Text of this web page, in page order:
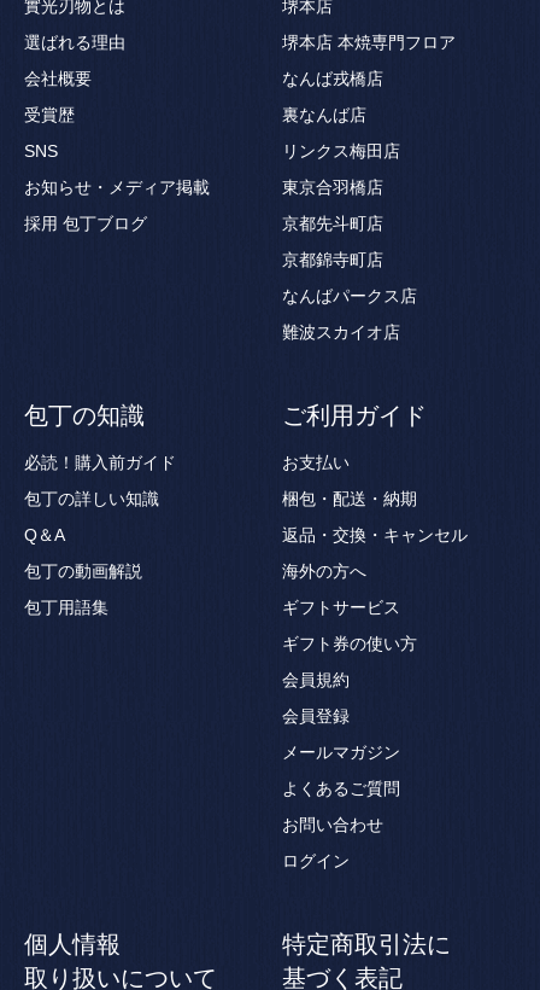
實光刃物とは
選ばれる理由
会社概要
受賞歴
SNS
お知らせ・メディア掲載
採用 包丁ブログ
堺本店
堺本店 本焼専門フロア
なんば戎橋店
裏なんば店
リンクス梅田店
東京合羽橋店
京都先斗町店
京都錦寺町店
なんばパークス店
難波スカイオ店
包丁の知識
必読！購入前ガイド
包丁の詳しい知識
Q＆A
包丁の動画解説
包丁用語集
ご利用ガイド
お支払い
梱包・配送・納期
返品・交換・キャンセル
海外の方へ
ギフトサービス
ギフト券の使い方
会員規約
会員登録
メールマガジン
よくあるご質問
お問い合わせ
ログイン
個人情報
取り扱いについて
特定商取引法に
基づく表記